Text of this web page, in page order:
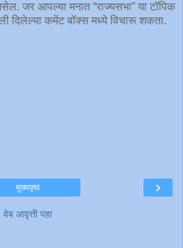
जर आपल्या मनात “राज्यसभा” या टॉपिक
दिलेल्या कमेंट बॉक्स मध्ये विचारू शकता.
›
मुख्यपृष्ठ
वेब आवृत्ती पहा